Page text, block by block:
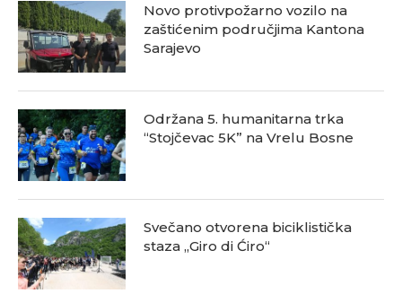
Novo protivpožarno vozilo na
zaštićenim područjima Kantona
Sarajevo
Održana 5. humanitarna trka
“Stojčevac 5K” na Vrelu Bosne
Svečano otvorena biciklistička
staza „Giro di Ćiro“